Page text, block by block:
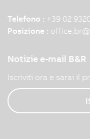
Telefono : +39 02
Posizione : office.br@
Notizie e-mail B&R
Iscriviti ora e sarai il